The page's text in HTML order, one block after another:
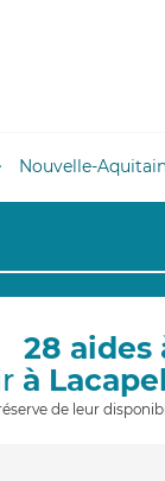
Nouvelle-
28 aides
à
de leur